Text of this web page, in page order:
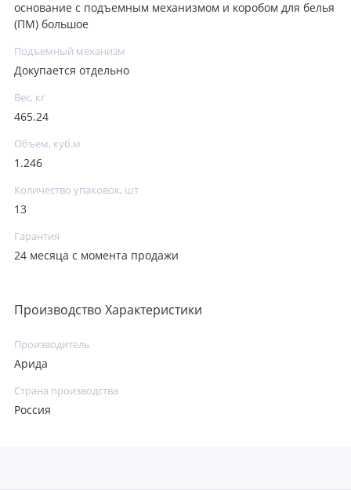
основание с подъемным механизмом и коробом для белья
(ПМ) большое
Подъемный механизм
Докупается отдельно
Вес, кг
465.24
Объем, куб.м
1.246
Количество упаковок, шт
13
Гарантия
24 месяца с момента продажи
Производство Характеристики
Производитель
Арида
Страна производства
Россия